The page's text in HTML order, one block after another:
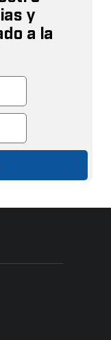
y
a la